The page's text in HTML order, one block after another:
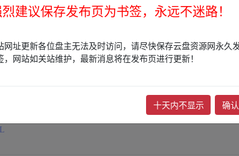
文档 AL
程等分享！链接永久有效！ 音视频 文档 电子书 其他 AL
建议保存发布页为书签，永远不迷路！
网址更新各位盘主无法及时访问，请尽快保存云盘资源网永久
，网站如关站维护，最新消息将在发布页进行更新！
十天内不显示 确认